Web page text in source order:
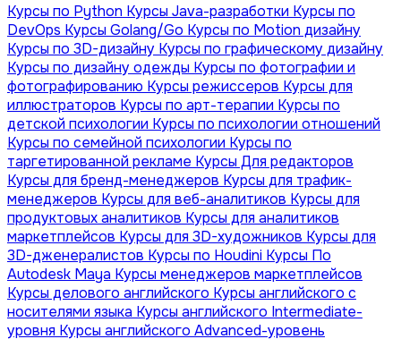
Курсы по Python Курсы Java-разработки Курсы по
DevOps Курсы Golang/Go Курсы по Motion дизайну
Курсы по 3D-дизайну Курсы по графическому дизайну
Курсы по дизайну одежды Курсы по фотографии и
фотографированию Курсы режиссеров Курсы для
иллюстраторов Курсы по арт-терапии Курсы по
детской психологии Курсы по психологии отношений
Курсы по семейной психологии Курсы по
таргетированной рекламе Курсы Для редакторов
Курсы для бренд-менеджеров Курсы для трафик-
менеджеров Курсы для веб-аналитиков Курсы для
продуктовых аналитиков Курсы для аналитиков
маркетплейсов Курсы для 3D-художников Курсы для
3D-дженералистов Курсы по Houdini Курсы По
Autodesk Maya Курсы менеджеров маркетплейсов
Курсы делового английского Курсы английского с
носителями языка Курсы английского Intermediate-
уровня Курсы английского Advanced-уровень